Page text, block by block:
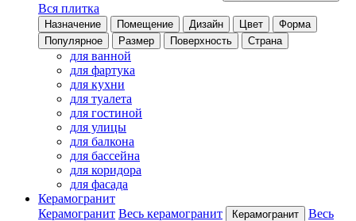
Вся плитка
Назначение Помещение Дизайн Цвет
Форма
Популярное
Размер Поверхность Страна
для ванной
для фартука
для кухни
для туалета
для гостиной
для улицы
для балкона
для бассейна
для коридора
для фасада
Керамогранит
Керамогранит Весь керамогранит Керамогранит
Весь